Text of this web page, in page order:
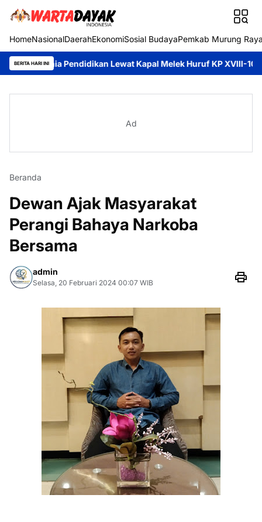
HomeNasionalDaerahEkonomiSosial BudayaPemkab Murung
BERITA HARI INI
Pendidikan Lewat Kapal Melek Huruf KP XVIII-1002 Di
Ad
Beranda
Dewan Ajak Masyarakat
Perangi Bahaya Narkoba
Bersama
admin
Selasa, 20 Februari 2024 00:07 WIB